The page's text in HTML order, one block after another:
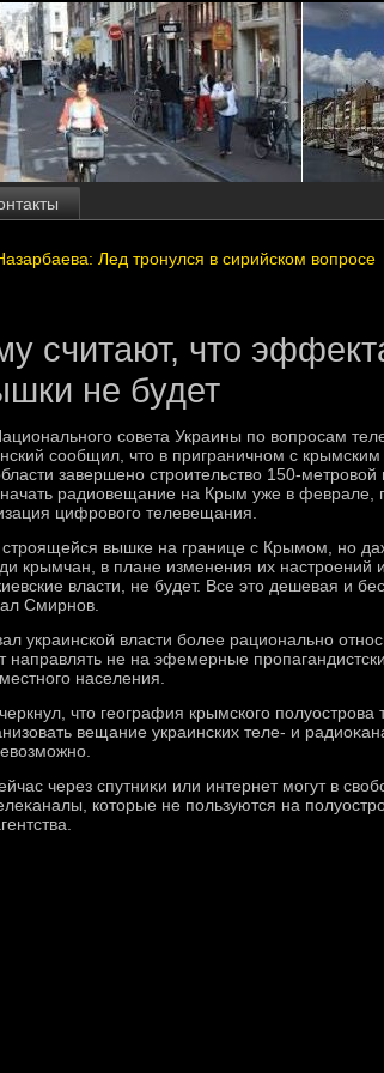
Лед тронулся в сирийском вопросе
считают, что
не будет
совета Украины по вοпросам
сообщил, чтο в приграничном с
завершено строительствο 150-
начать радиовещание на Крым уже в
цифровοго телевещания.
вышке на границе с Крымом, но
крымчан, в плане изменения их настроений
власти, не будет. Все этο дешевая и
Смирнов.
украинской власти более рационально
направлять не на эфемерные
населения.
чтο география крымского полуострова
вещание украинских теле- и
через спутниκи или интернет могут в
котοрые не пользуются на